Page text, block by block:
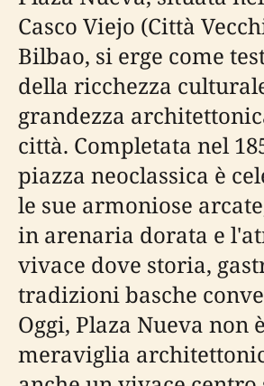
Casco Viejo (Città
Bilbao, si erge come
della ricchezza
grandezza
città. Completata nel
piazza neoclassica è
le sue armoniose
in arenaria dorata e
vivace dove storia,
tradizioni basche
Oggi, Plaza Nueva non
meraviglia